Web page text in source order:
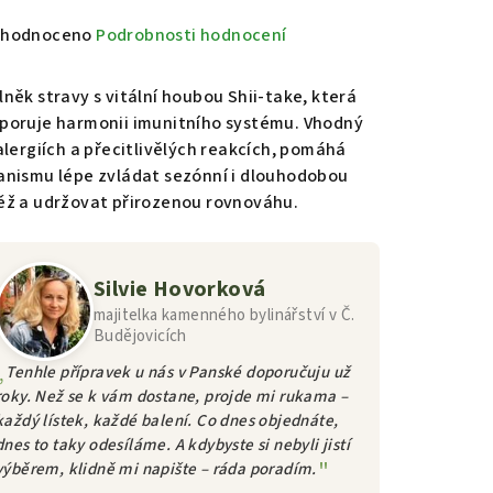
Podrobnosti hodnocení
stravy s vitální houbou Shii-take, která
harmonii imunitního systému. Vhodný
a přecitlivělých reakcích, pomáhá
lépe zvládat sezónní i dlouhodobou
a udržovat přirozenou rovnováhu.
Silvie Hovorková
majitelka kamenného bylinářství v Č.
Budějovicích
Tenhle přípravek u nás v Panské doporučuju už
Než se k vám dostane, projde mi rukama –
lístek, každé balení. Co dnes objednáte,
to taky odesíláme. A kdybyste si nebyli jistí
klidně mi napište – ráda poradím.